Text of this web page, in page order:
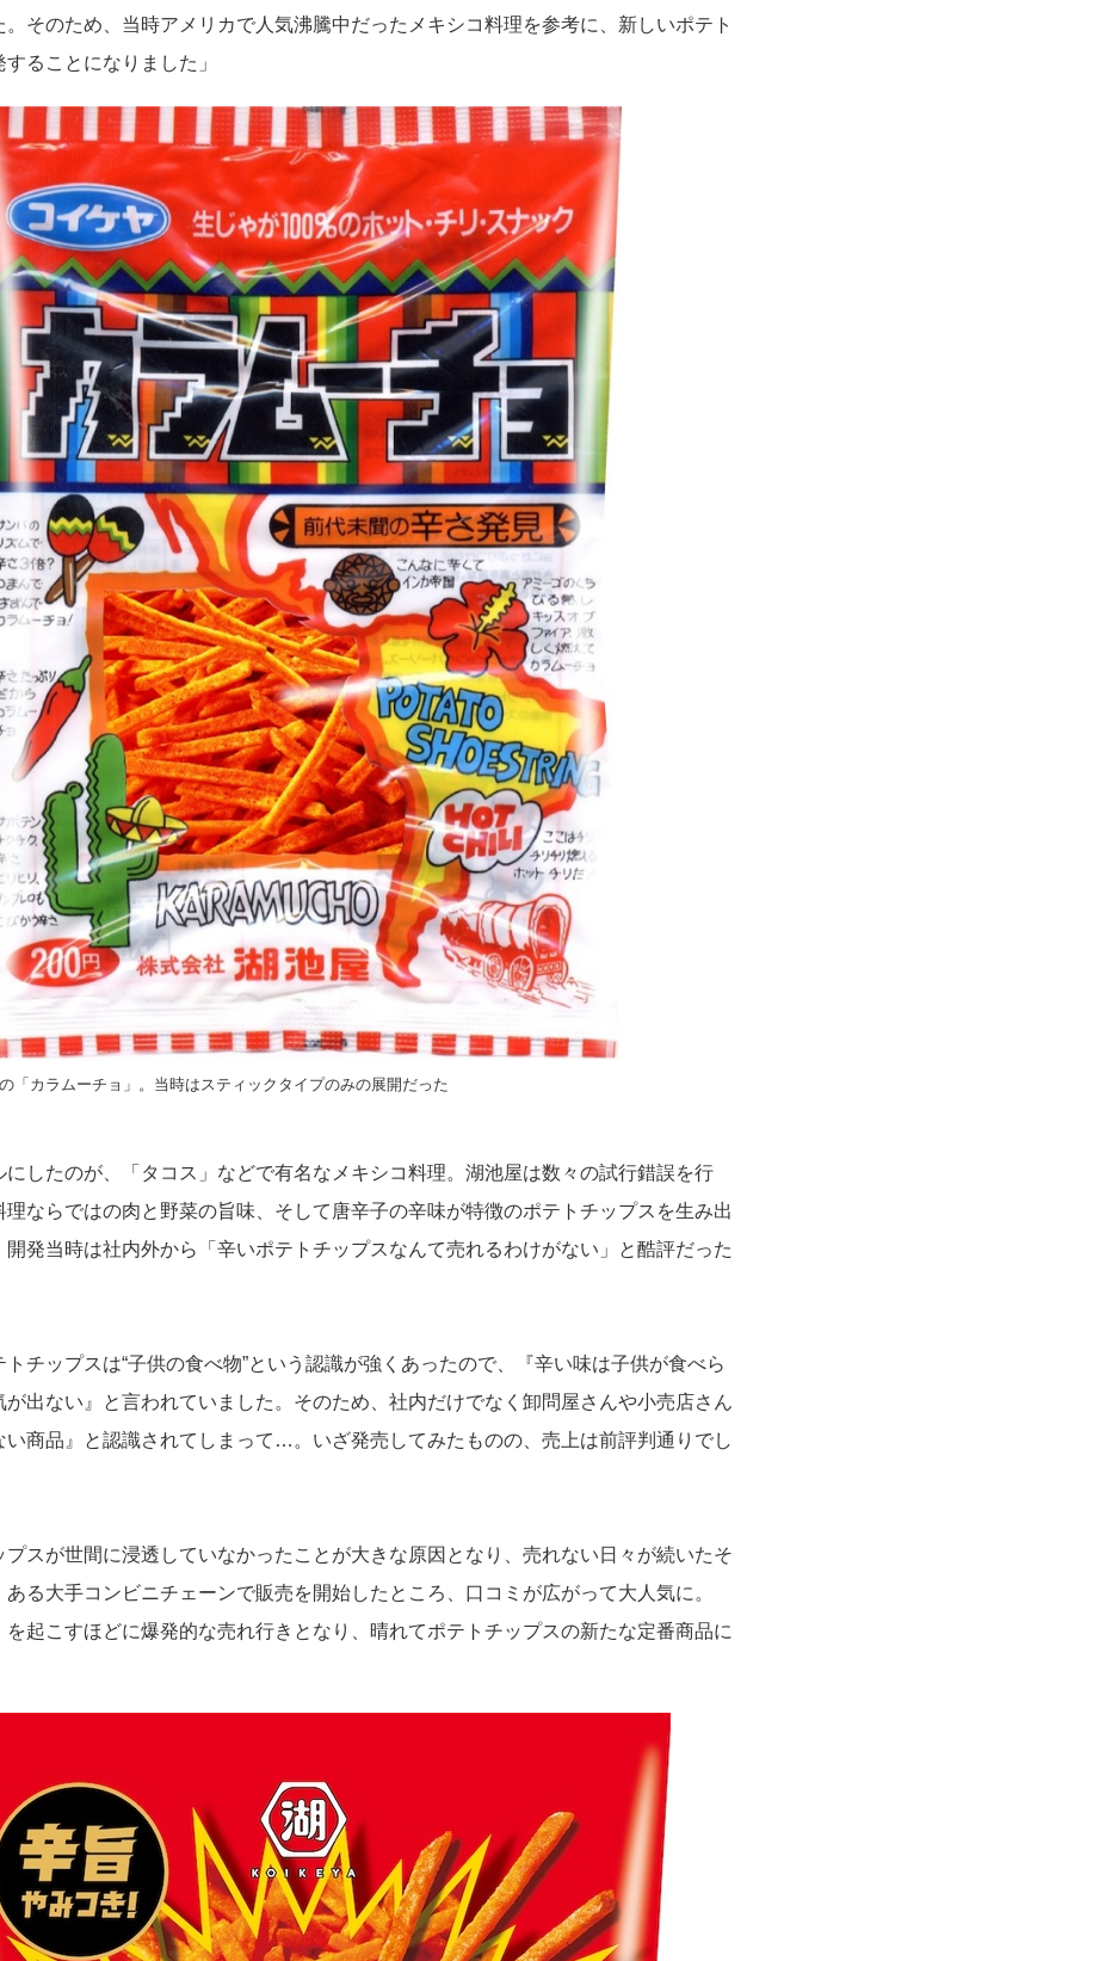
。そのため、当時アメリカで人気沸騰中だったメキシコ料理を参考に、新しいポテト
ることになりました」
「カラムーチョ」。当時はスティックタイプのみの展開だった
にしたのが、「タコス」などで有名なメキシコ料理。湖池屋は数々の試行錯誤を行
理ならではの肉と野菜の旨味、そして唐辛子の辛味が特徴のポテトチップスを生み出
開発当時は社内外から「辛いポテトチップスなんて売れるわけがない」と酷評だった
トチップスは“子供の食べ物”という認識が強くあったので、『辛い味は子供が食べら
が出ない』と言われていました。そのため、社内だけでなく卸問屋さんや小売店さん
い商品』と認識されてしまって…。いざ発売してみたものの、売上は前評判通りでし
プスが世間に浸透していなかったことが大きな原因となり、売れない日々が続いたそ
ある大手コンビニチェーンで販売を開始したところ、口コミが広がって大人気に。
を起こすほどに爆発的な売れ行きとなり、晴れてポテトチップスの新たな定番商品に